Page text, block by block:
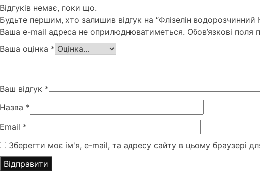
Відгуків немає, поки що.
Будьте першим, хто залишив відгук на “Флізелін
Ваша e-mail адреса не оприлюднюватиметься. Обов’язкові поля
Ваша оцінка *
Ваш відгук *
Назва *
Email *
Зберегти моє ім'я, e-mail, та адресу сайту в цьому браузері